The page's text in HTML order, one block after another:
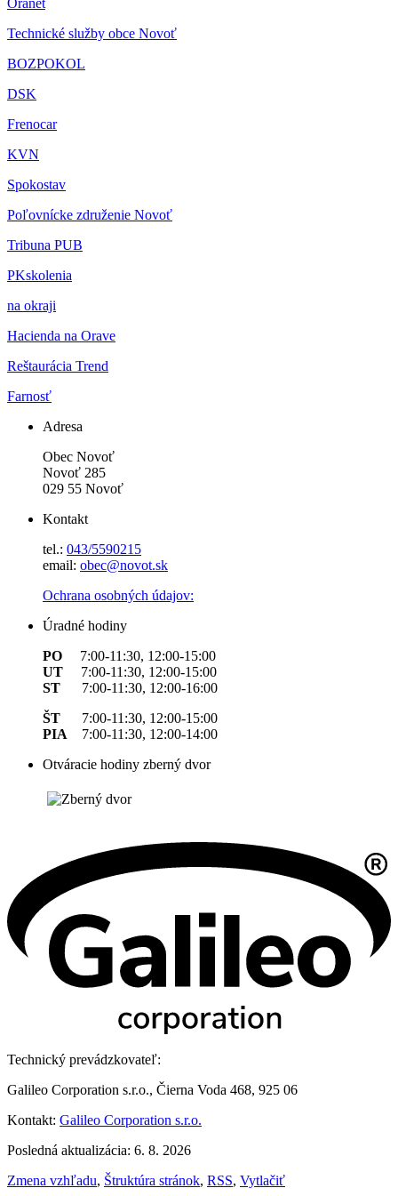
Technické služby obce Novoť
BOZPOKOL
DSK
Frenocar
KVN
Spokostav
Poľovnícke združenie Novoť
Tribuna PUB
PKskolenia
na okraji
Hacienda na Orave
Reštaurácia Trend
Farnosť
Adresa
Obec Novoť
Novoť 285
029 55 Novoť
Kontakt
tel.: 043/5590215
email: obec@novot.sk
Ochrana osobných údajov:
Úradné hodiny
PO 7:00-11:30, 12:00-15:00
UT 7:00-11:30, 12:00-15:00
ST 7:00-11:30, 12:00-16:00
ŠT 7:00-11:30, 12:00-15:00
PIA 7:00-11:30, 12:00-14:00
Otváracie hodiny zberný dvor
Technický prevádzkovateľ:
Galileo Corporation s.r.o., Čierna Voda 468, 925 06
Kontakt: Galileo Corporation s.r.o.
Posledná aktualizácia: 6. 8. 2026
Zmena vzhľadu, Štruktúra stránok, RSS, Vytlačiť